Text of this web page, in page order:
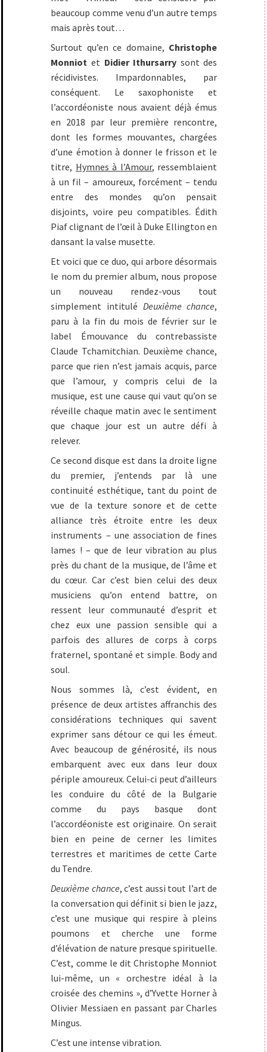
beaucoup comme venu d’un autre temps
mais après tout…
Surtout qu’en ce domaine, Christophe
Monniot et Didier Ithursarry sont des
récidivistes. Impardonnables, par
conséquent. Le saxophoniste et
l’accordéoniste nous avaient déjà émus
en 2018 par leur première rencontre,
dont les formes mouvantes, chargées
d’une émotion à donner le frisson et le
titre, Hymnes à l’Amour, ressemblaient
à un fil – amoureux, forcément – tendu
entre des mondes qu’on pensait
disjoints, voire peu compatibles. Édith
Piaf clignant de l’œil à Duke Ellington en
dansant la valse musette.
Et voici que ce duo, qui arbore désormais
le nom du premier album, nous propose
un nouveau rendez-vous tout
simplement intitulé Deuxième chance,
paru à la fin du mois de février sur le
label Émouvance du contrebassiste
Claude Tchamitchian. Deuxième chance,
parce que rien n’est jamais acquis, parce
que l’amour, y compris celui de la
musique, est une cause qui vaut qu’on se
réveille chaque matin avec le sentiment
que chaque jour est un autre défi à
relever.
Ce second disque est dans la droite ligne
du premier, j’entends par là une
continuité esthétique, tant du point de
vue de la texture sonore et de cette
alliance très étroite entre les deux
instruments – une association de fines
lames ! – que de leur vibration au plus
près du chant de la musique, de l’âme et
du cœur. Car c’est bien celui des deux
musiciens qu’on entend battre, on
ressent leur communauté d’esprit et
chez eux une passion sensible qui a
parfois des allures de corps à corps
fraternel, spontané et simple. Body and
soul.
Nous sommes là, c’est évident, en
présence de deux artistes affranchis des
considérations techniques qui savent
exprimer sans détour ce qui les émeut.
Avec beaucoup de générosité, ils nous
embarquent avec eux dans leur doux
périple amoureux. Celui-ci peut d’ailleurs
les conduire du côté de la Bulgarie
comme du pays basque dont
l’accordéoniste est originaire. On serait
bien en peine de cerner les limites
terrestres et maritimes de cette Carte
du Tendre.
Deuxième chance, c’est aussi tout l’art de
la conversation qui définit si bien le jazz,
c’est une musique qui respire à pleins
poumons et cherche une forme
d’élévation de nature presque spirituelle.
C’est, comme le dit Christophe Monniot
lui-même, un « orchestre idéal à la
croisée des chemins », d’Yvette Horner à
Olivier Messiaen en passant par Charles
Mingus.
C’est une intense vibration.